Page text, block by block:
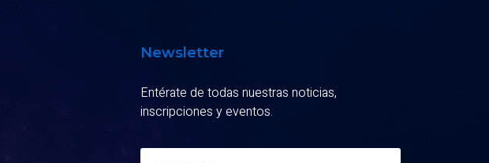
Newsletter
Entérate de todas nuestras noticias,
inscripciones y eventos.